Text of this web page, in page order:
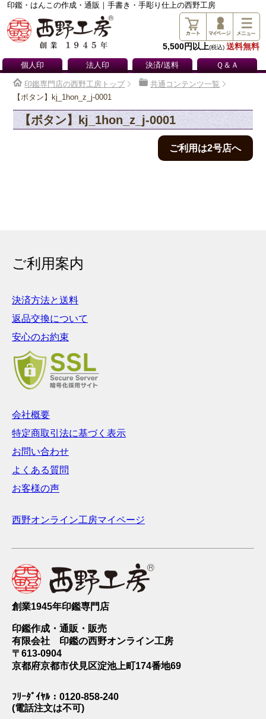
印鑑・はんこの作成・通販｜手書き・手彫り仕上の西野工房
5,500円以上(税込) 送料無料
個人印 法人印 決済/送料 Ｑ＆Ａ
印鑑専門店の西野工房トップ
共通コンテンツ一覧
【ボタン】kj_1hon_z_j-0001
【ボタン】kj_1hon_z_j-0001
ご利用は2号店へ
ご利用案内
決済方法と送料
返品交換について
安心のお約束
会社概要
特定商取引法に基づく表示
お問い合わせ
よくある質問
お客様の声
西野オンライン工房マイページ
創業1945年印鑑専門店
印鑑作成・通販・販売
有限会社 印鑑の西野オンライン工房
〒613-0904
京都府京都市伏見区淀池上町174番地69
ﾌﾘｰﾀﾞｲﾔﾙ：0120-858-240
(電話注文は不可)